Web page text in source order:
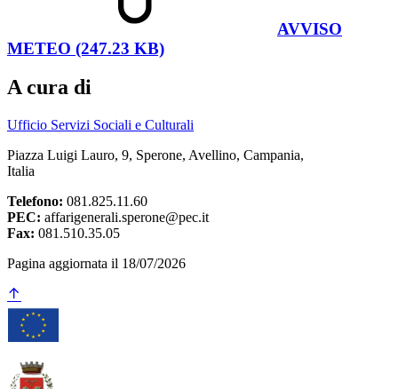
AVVISO
METEO (247.23 KB)
A cura di
Ufficio Servizi Sociali e Culturali
Piazza Luigi Lauro, 9, Sperone, Avellino, Campania,
Italia
Telefono: 081.825.11.60
PEC: affarigenerali.sperone@pec.it
Fax: 081.510.35.05
Pagina aggiornata il 18/07/2026